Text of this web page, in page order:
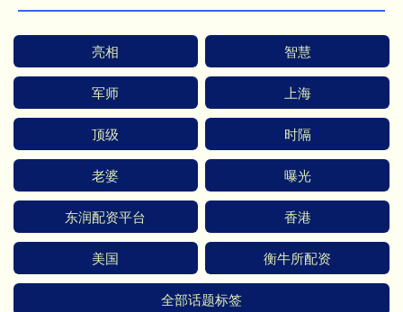
亮相 智慧
军师 上海
顶级 时隔
老婆 曝光
东润配资平台 香港
美国 衡牛所配资
全部话题标签